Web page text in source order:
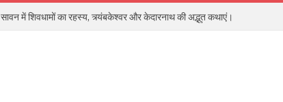
सावन में शिवधामों का रहस्य, त्र्यंबकेश्वर और केदारनाथ की अद्भुत कथाएं।